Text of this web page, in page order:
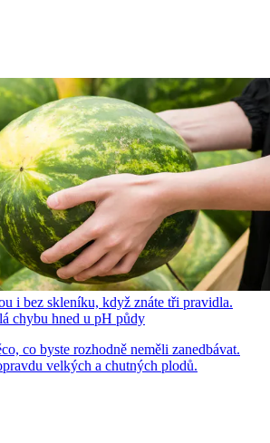
i bez skleníku, když znáte tři pravidla.
chybu hned u pH půdy
co byste rozhodně neměli zanedbávat.
velkých a chutných plodů.